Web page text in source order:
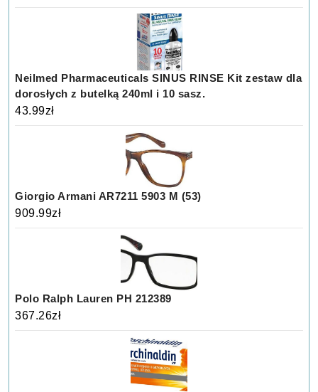
Neilmed Pharmaceuticals SINUS RINSE Kit zestaw dla
dorosłych z butelką 240ml i 10 sasz.
43.99zł
Giorgio Armani AR7211 5903 M (53)
909.99zł
Polo Ralph Lauren PH 212389
367.26zł